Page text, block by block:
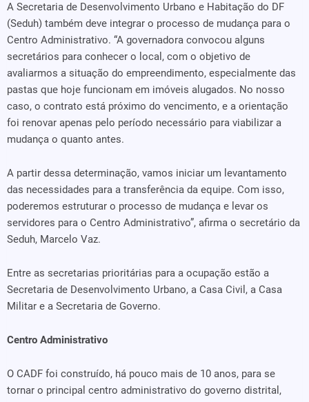
A Secretaria de Desenvolvimento Urbano e Habitação do DF
(Seduh) também deve integrar o processo de mudança para o
Centro Administrativo. “A governadora convocou alguns
secretários para conhecer o local, com o objetivo de
avaliarmos a situação do empreendimento, especialmente das
pastas que hoje funcionam em imóveis alugados. No nosso
caso, o contrato está próximo do vencimento, e a orientação
foi renovar apenas pelo período necessário para viabilizar a
mudança o quanto antes.
A partir dessa determinação, vamos iniciar um levantamento
das necessidades para a transferência da equipe. Com isso,
poderemos estruturar o processo de mudança e levar os
servidores para o Centro Administrativo”, afirma o secretário da
Seduh, Marcelo Vaz.
Entre as secretarias prioritárias para a ocupação estão a
Secretaria de Desenvolvimento Urbano, a Casa Civil, a Casa
Militar e a Secretaria de Governo.
Centro Administrativo
O CADF foi construído, há pouco mais de 10 anos, para se
tornar o principal centro administrativo do governo distrital,